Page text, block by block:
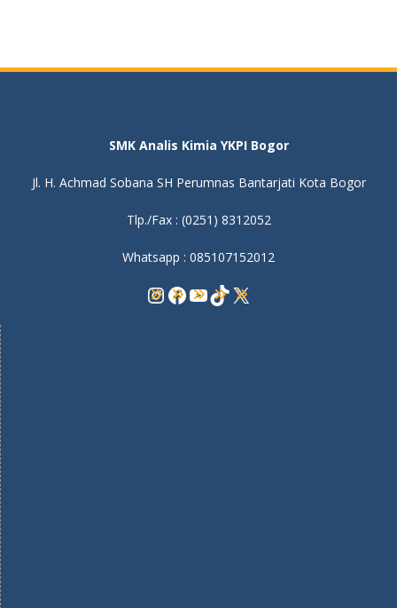
SMK Analis Kimia YKPI Bogor
Jl. H. Achmad Sobana SH Perumnas Bantarjati Kota Bogor
Tlp./Fax : (0251) 8312052
Whatsapp : 085107152012
Instagram
Facebook
YouTube
TikTok
X